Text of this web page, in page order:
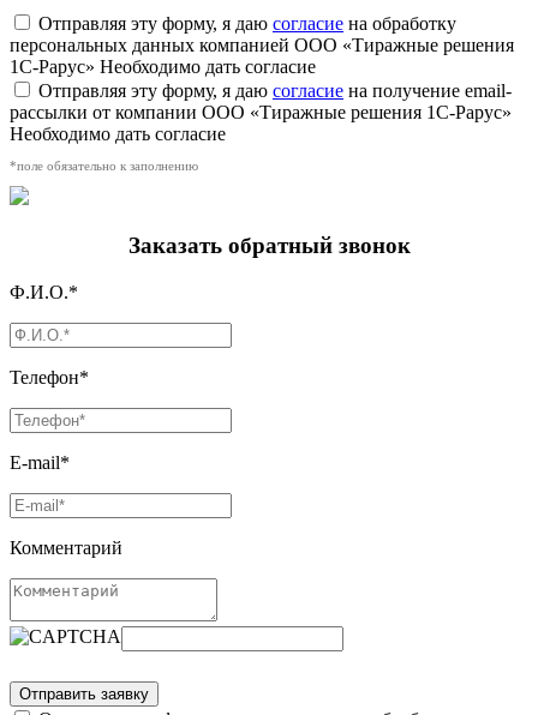
Отправляя эту форму, я даю согласие на обработку
персональных данных компанией ООО «Тиражные решения
1С-Рарус» Необходимо дать согласие
Отправляя эту форму, я даю согласие на получение email-
рассылки от компании ООО «Тиражные решения 1С-Рарус»
Необходимо дать согласие
*поле обязательно к заполнению
Заказать обратный звонок
Ф.И.О.*
Телефон*
E-mail*
Комментарий